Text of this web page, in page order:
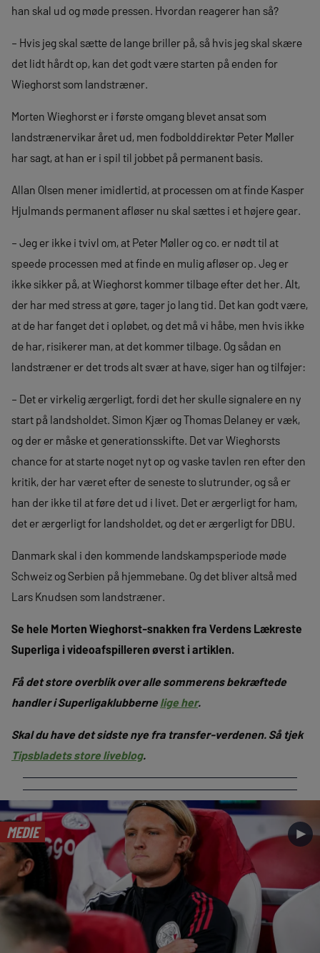
han skal ud og møde pressen. Hvordan reagerer han så?
– Hvis jeg skal sætte de lange briller på, så hvis jeg skal skære
det lidt hårdt op, kan det godt være starten på enden for
Wieghorst som landstræner.
Morten Wieghorst er i første omgang blevet ansat som
landstrænervikar året ud, men fodbolddirektør Peter Møller
har sagt, at han er i spil til jobbet på permanent basis.
Allan Olsen mener imidlertid, at processen om at finde Kasper
Hjulmands permanent afløser nu skal sættes i et højere gear.
– Jeg er ikke i tvivl om, at Peter Møller og co. er nødt til at
speede processen med at finde en mulig afløser op. Jeg er
ikke sikker på, at Wieghorst kommer tilbage efter det her. Alt,
der har med stress at gøre, tager jo lang tid. Det kan godt være,
at de har fanget det i opløbet, og det må vi håbe, men hvis ikke
de har, risikerer man, at det kommer tilbage. Og sådan en
landstræner er det trods alt svær at have, siger han og tilføjer:
– Det er virkelig ærgerligt, fordi det her skulle signalere en ny
start på landsholdet. Simon Kjær og Thomas Delaney er væk,
og der er måske et generationsskifte. Det var Wieghorsts
chance for at starte noget nyt op og vaske tavlen ren efter den
kritik, der har været efter de seneste to slutrunder, og så er
han der ikke til at føre det ud i livet. Det er ærgerligt for ham,
det er ærgerligt for landsholdet, og det er ærgerligt for DBU.
Danmark skal i den kommende landskampsperiode møde
Schweiz og Serbien på hjemmebane. Og det bliver altså med
Lars Knudsen som landstræner.
Se hele Morten Wieghorst-snakken fra Verdens Lækreste
Superliga i videoafspilleren øverst i artiklen.
Få det store overblik over alle sommerens bekræftede
handler i Superligaklubbernelige her.
Skal du have det sidste nye fra transfer-verdenen. Så tjek
Tipsbladets store liveblog.
MEDIE ►